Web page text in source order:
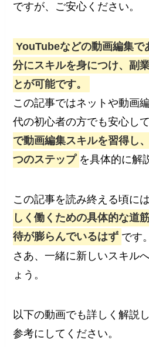
ですが、ご安心ください。
YouTubeなどの動画編集で
分にスキルを身につけ、副
とが可能です。
この記事ではネットや動画
代の初心者の方でも安心し
で動画編集スキルを習得し
つのステップ を具体的に解
この記事を読み終える頃には
しく働くための具体的な道
待が膨らんでいるはず です。
さあ、一緒に新しいスキル
ょう。
以下の動画でも詳しく解説
参考にしてください。